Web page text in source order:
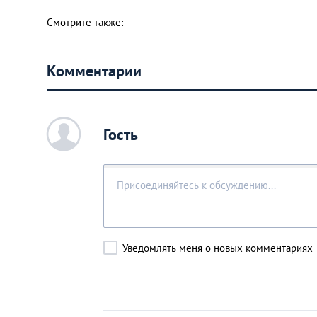
Смотрите также:
Комментарии
c Гость
Уведомлять меня о новых комментариях